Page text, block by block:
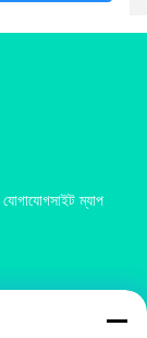
যোগাযোগসাইট ম্যাপ